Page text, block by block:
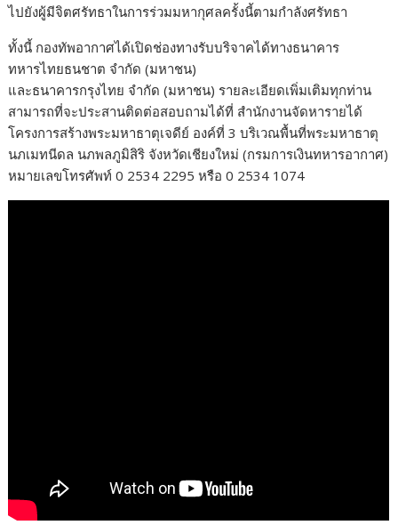
ไปยังผู้มีจิตศรัทธาในการร่วมมหากุศลครั้งนี้ตามกำลังศรัทธา
ทั้งนี้ กองทัพอากาศได้เปิดช่องทางรับบริจาคได้ทางธนาคาร
ทหารไทยธนชาต จำกัด (มหาชน)
และธนาคารกรุงไทย จำกัด (มหาชน) รายละเอียดเพิ่มเติมทุกท่าน
สามารถที่จะประสานติดต่อสอบถามได้ที่ สำนักงานจัดหารายได้
โครงการสร้างพระมหาธาตุเจดีย์ องค์ที่ 3 บริเวณพื้นที่พระมหาธาตุ
นภเมทนีดล นภพลภูมิสิริ จังหวัดเชียงใหม่ (กรมการเงินทหารอากาศ)
หมายเลขโทรศัพท์ 0 2534 2295 หรือ 0 2534 1074